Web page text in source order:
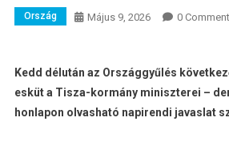
Ország Május 9, 2026 0
Kedd délután az Országgyűlés
esküt a Tisza-kormány miniszterei –
honlapon olvasható napirendi javaslat